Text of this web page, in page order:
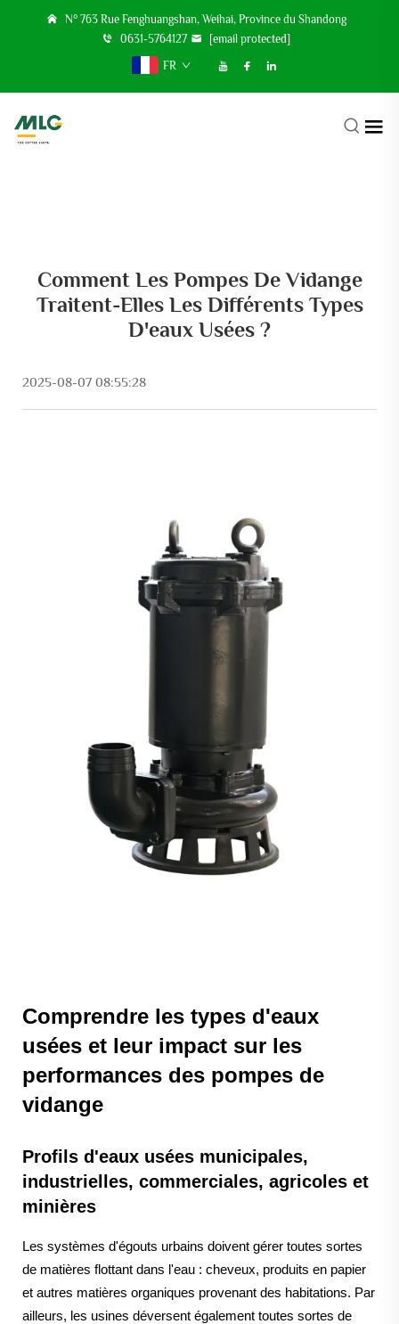
N° 763 Rue Fenghuangshan, Weihai, Province du Shandong
0631-5764127
[email protected]
FR
Comment Les Pompes De Vidange
Traitent-Elles Les Différents Types
D'eaux Usées ?
2025-08-07 08:55:28
Comprendre les types d'eaux
usées et leur impact sur les
performances des pompes de
vidange
Profils d'eaux usées municipales,
industrielles, commerciales, agricoles et
minières
Les systèmes d'égouts urbains doivent gérer toutes sortes
de matières flottant dans l'eau : cheveux, produits en papier
et autres matières organiques provenant des habitations. Par
ailleurs, les usines déversent également toutes sortes de